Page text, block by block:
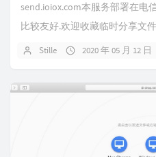
send.ioiox.com本服务部署在电
比较友好.欢迎收藏临时分享文
Stille 2020 年 05 月 12 日